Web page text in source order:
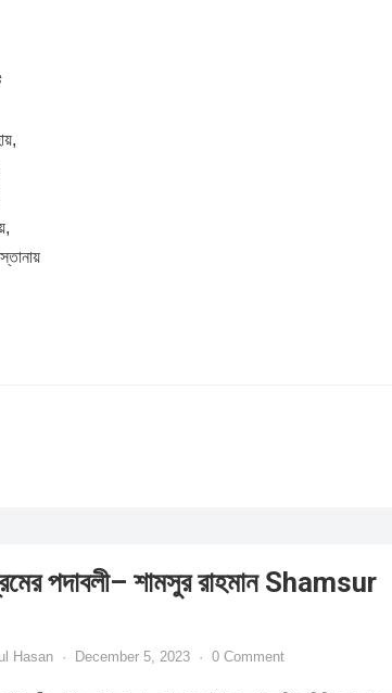
পদাবলী– শামসুর রাহমান Shamsur
Hasan · December 5, 2023 · 0 Comment